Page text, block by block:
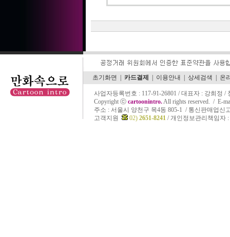
초기화면 카드결제 이용안내 상세검색 온
사업자등록번호 : 117-91-26801 / 대표자 : 강희정 /
Copyright ⓒ cartoonintro.All rights reserved. / E-
주소 : 서울시 양천구 목4동 805-1 / 통신판매업신
고객지원
02) 2651-8241 / 개인정보관리책임